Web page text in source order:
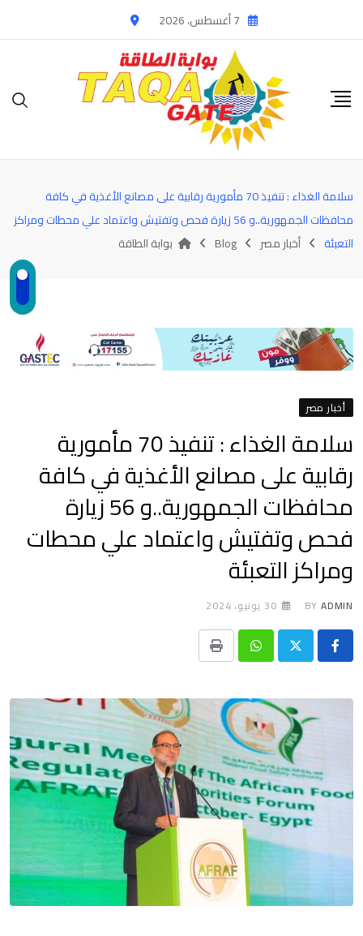
to
7 أغسطس، 2026
سلامة الغذاء : تنفيذ 70 مأمورية رقابية على مصانع الأغذية في كافة
محافظات الجمهورية..و 56 زيارة فحص وتفتيش واعتماد علي محطات ومراكز
التعبئة
أخبار مصر Blog بوابة الطاقة
أخبار مصر
سلامة الغذاء : تنفيذ 70 مأمورية
رقابية على مصانع الأغذية في كافة
محافظات الجمهورية..و 56 زيارة
فحص وتفتيش واعتماد علي محطات
ومراكز التعبئة
BY ADMIN 30 يونيو، 2024
Whatsapp
Print